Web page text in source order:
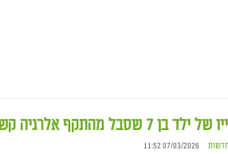
ילד בן 7 שסבל מהתקף אלרגיה קשה ניצלו
חדשות 07/03/2026 11:52